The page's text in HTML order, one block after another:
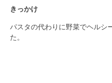
きっかけ
パスタの代わりに野菜でヘルシ
た。